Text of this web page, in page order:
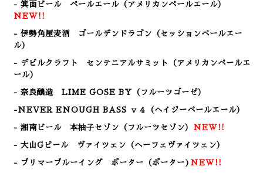
- 箕面ビール ペールエール（アメリカンペールエール）
NEW!!
- 伊勢角屋麦酒 ゴールデンドラゴン（セッションペールエー
ル）
- デビルクラフト センテニアルサミット（アメリカンペールエ
ール）
- 奈良醸造 LIME GOSE BY（フルーツゴーゼ）
-NEVER ENOUGH BASS ｖ４（ヘイジーペールエール）
- 湘南ビール 本柚子セゾン（フルーツセゾン） NEW!!
- 大山Gビール ヴァイツェン（ヘーフェヴァイツェン）
- ブリマーブルーイング ポーター（ポーター) NEW!!